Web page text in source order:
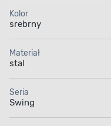
Kolor
srebrny
Materiał
stal
Seria
Swing